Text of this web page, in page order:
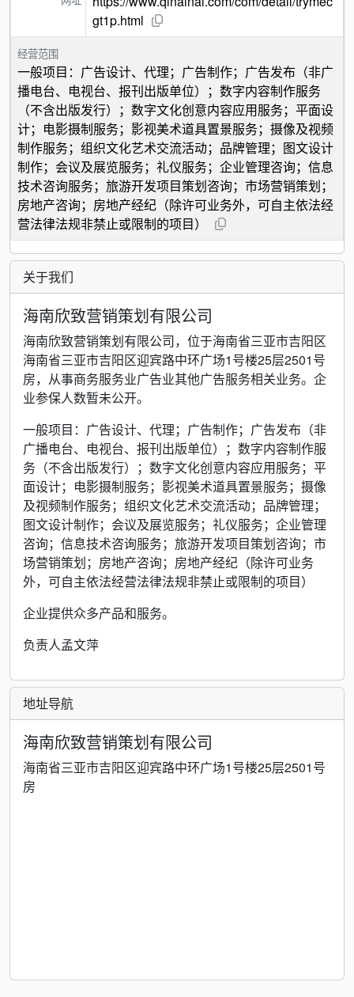
gt1p.html
经营范围
一般项目：广告设计、代理；广告制作；广告发布（非广
播电台、电视台、报刊出版单位）；数字内容制作服务
（不含出版发行）；数字文化创意内容应用服务；平面设
计；电影摄制服务；影视美术道具置景服务；摄像及视频
制作服务；组织文化艺术交流活动；品牌管理；图文设计
制作；会议及展览服务；礼仪服务；企业管理咨询；信息
技术咨询服务；旅游开发项目策划咨询；市场营销策划；
房地产咨询；房地产经纪（除许可业务外，可自主依法经
营法律法规非禁止或限制的项目）
关于我们
海南欣致营销策划有限公司
海南欣致营销策划有限公司，位于海南省三亚市吉阳区
海南省三亚市吉阳区迎宾路中环广场1号楼25层2501号
房，从事商务服务业广告业其他广告服务相关业务。企
业参保人数暂未公开。
一般项目：广告设计、代理；广告制作；广告发布（非
广播电台、电视台、报刊出版单位）；数字内容制作服
务（不含出版发行）；数字文化创意内容应用服务；平
面设计；电影摄制服务；影视美术道具置景服务；摄像
及视频制作服务；组织文化艺术交流活动；品牌管理；
图文设计制作；会议及展览服务；礼仪服务；企业管理
咨询；信息技术咨询服务；旅游开发项目策划咨询；市
场营销策划；房地产咨询；房地产经纪（除许可业务
外，可自主依法经营法律法规非禁止或限制的项目）
企业提供众多产品和服务。
负责人孟文萍
地址导航
海南欣致营销策划有限公司
海南省三亚市吉阳区迎宾路中环广场1号楼25层2501号
房